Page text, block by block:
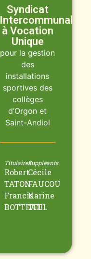
Syndicat
Intercommunal
à Vocation
Unique
pour la gestion
des
installations
sportives des
collèges
d’Orgon et
Saint-Andiol
Titulaires
Robert
TATON
Francis
BOTTEAU
Suppléants
Cécile
FAUCOU
Karine
TELL